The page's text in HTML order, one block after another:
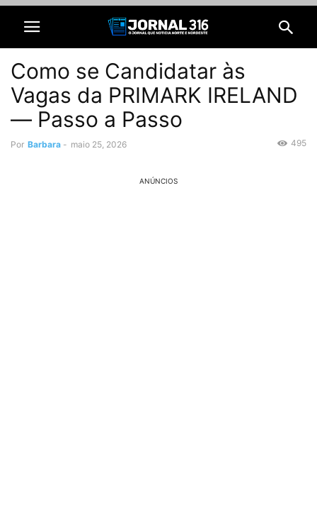
Como se Candidatar às
Vagas da PRIMARK IRELAND
— Passo a Passo
Por Barbara - maio 25, 2026 495
ANÚNCIOS